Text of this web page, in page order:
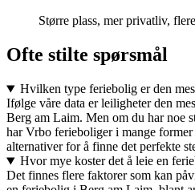
Større plass, mer privatliv,
Ofte stilte spørsmål
Hvilken type feriebolig er den
Ifølge våre data er leiligheter den
Berg am Laim. Men om du har noe
har Vrbo ferieboliger i mange
alternativer for å finne det perfekte
Hvor mye koster det å leie en
Det finnes flere faktorer som kan